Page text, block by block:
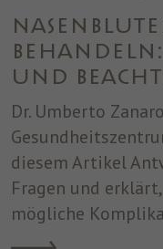
behandeln:
und
Dr. Umberto
diesem Artikel
Fragen und
mögliche